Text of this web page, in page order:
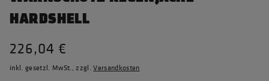
HARDSHELL
226,04 €
inkl. gesetzl. MwSt., zzgl.Versandkosten